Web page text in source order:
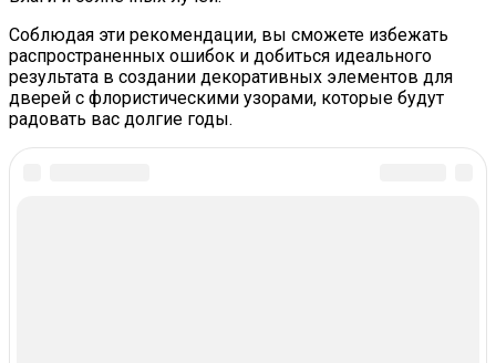
Соблюдая эти рекомендации, вы сможете избежать
распространенных ошибок и добиться идеального
результата в создании декоративных элементов для
дверей с флористическими узорами, которые будут
радовать вас долгие годы.
In this article: